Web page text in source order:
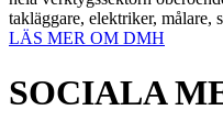
takläggare, elektriker, målare,
LÄS MER OM DMH
SOCIALA